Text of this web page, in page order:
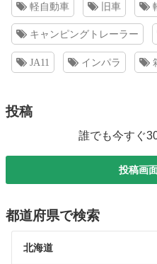
軽自動車 旧車
キャンピングトレーラー
JA11 インパラ
投稿
誰でも今すぐ
投稿画
都道府県で検索
北海道